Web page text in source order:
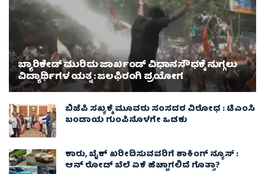
ಬ್ಯಾರಿಕೇಡ್ ಮುರಿದು ಜಾರ್ಖಂಡ್ ವಿಧಾನಸೌಧಕ್ಕೆ ನುಗ್ಗಲು
ವಿದ್ಯಾರ್ಥಿಗಳ ಯತ್ನ : ಜಲಫಿರಂಗಿ ಪ್ರಯೋಗ
ಬಿಜೆಪಿ ಸಖ್ಯಕ್ಕೆ ಮೂವರು ಸಂಸದರ ವಿರೋಧ : ಟಿಎಂಸಿ
ಬಂಡಾಯ ಗುಂಪಿನೊಳಗೇ ಒಡಕು
ಕಾರು, ಬೈಕ್ ಖರೀದಿಸುವವರಿಗೆ ಶಾಕಿಂಗ್ ನ್ಯೂಸ್ :
ಆನ್ ರೋಡ್ ಬೆಲೆ ಏಕೆ ಹೆಚ್ಚಾಗಲಿದೆ ಗೊತ್ತಾ?